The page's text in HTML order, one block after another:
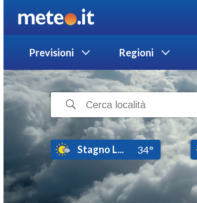
Previsioni Regioni
Stagno L... 34°